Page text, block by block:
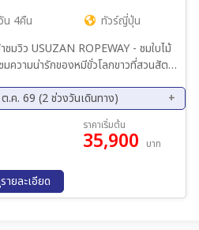
น 4คืน
ทัวร์ญี่ปุ่น
ความน่ารักของหมีขั่วโลกขาวที่สวนสัตว์
นตรี - ร้านกาแฟ ฮัลโหล คิตตี้ - หมู่บ้าน
น้ำสีฟ้า) - อิสระช้อปปิ้งและท่องเที่ยวใน
1 คืน ซัปโปโร 2 คืน
.ค. 69 (2 ช่วงวันเดินทาง)
13 ต.ค. 69 - 18 ต.ค. 69
ราคาเริ่มต้น
35,900 บาท
ายละเอียด